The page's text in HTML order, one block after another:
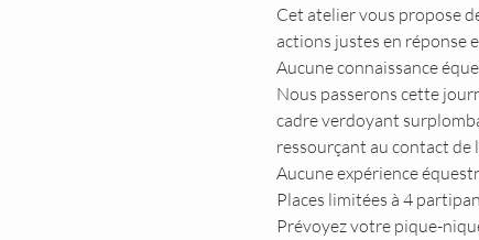
Cet atelier vous propose
actions justes en réponse
Aucune connaissance
Nous passerons cette
cadre verdoyant
ressourçant au contact de
Aucune expérience
Places limitées à 4
Prévoyez votre pique-